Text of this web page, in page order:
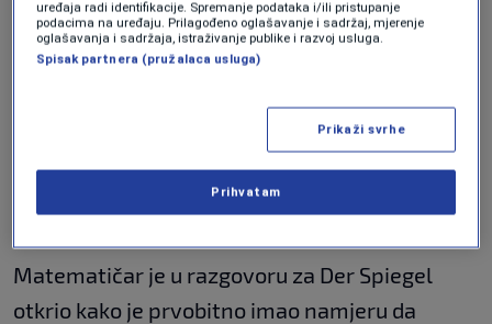
pobjednika turnira -- svoju rodnu Njemačku u
Brazilu 2014. godine, Francusku u Rusiji 2018.
godine i Argentinu u Kataru prije četiri godine.
Sve krenulo od turnira u
Brazilu 2014.
Matematičar je u razgovoru za Der Spiegel
otkrio kako je prvobitno imao namjeru da
uređaja radi identifikacije. Spremanje podataka i/ili pristupanje
podacima na uređaju. Prilagođeno oglašavanje i sadržaj, mjerenje
oglašavanja i sadržaja, istraživanje publike i razvoj usluga.
Spisak partnera (pružalaca usluga)
Prikaži svrhe
Prihvatam